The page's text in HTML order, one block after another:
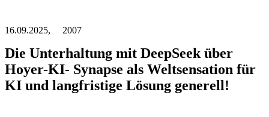
16.09.2025, 2007
Die Unterhaltung mit DeepSeek über
Hoyer-KI- Synapse als Weltsensation für
KI und langfristige Lösung generell!